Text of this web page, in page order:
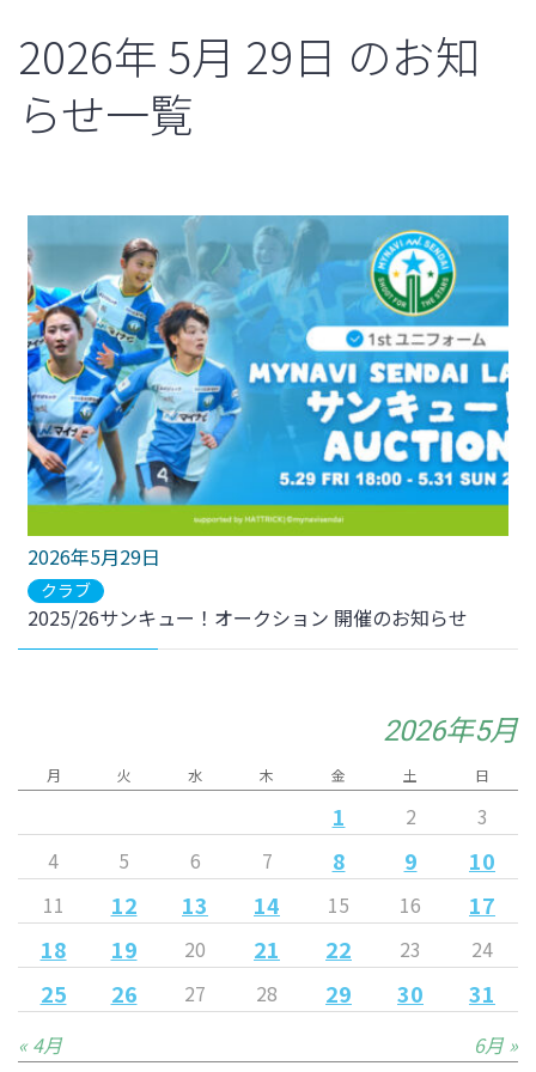
2026年 5月 29日 のお知
らせ一覧
2026年5月29日
クラブ
2025/26サンキュー！オークション 開催のお知らせ
2026年5月
月 火 水 木 金 土 日
1 2
3
4
5 6 7 8 9 10
11 12 13 14 15 16
17
18
19 20 21 22 23 24
25 26 27 28 29 30 31
« 4月 6月 »